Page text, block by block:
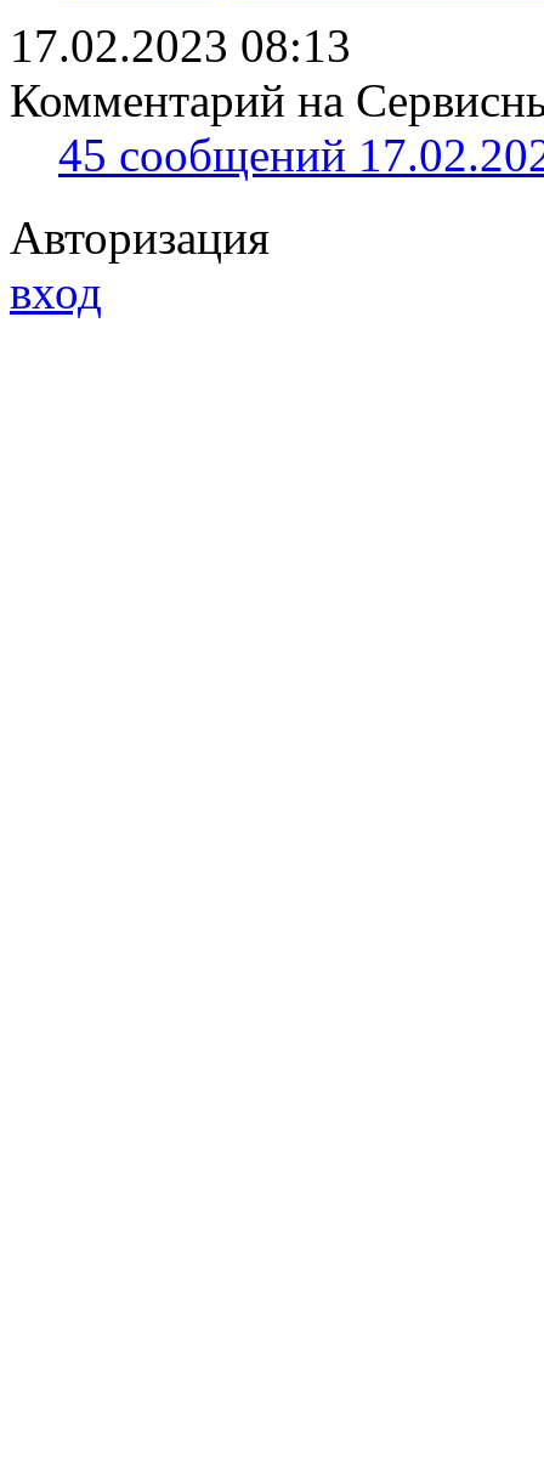
17.02.2023 08:13
Комментарий на
45 сообщений
Авторизация
вход